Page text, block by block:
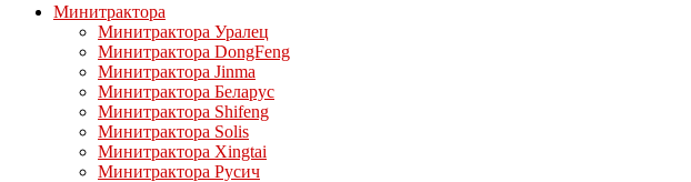
Минитрактора
Минитрактора Уралец
Минитрактора DongFeng
Минитрактора Jinma
Минитрактора Беларус
Минитрактора Shifeng
Минитрактора Solis
Минитрактора Xingtai
Минитрактора Русич